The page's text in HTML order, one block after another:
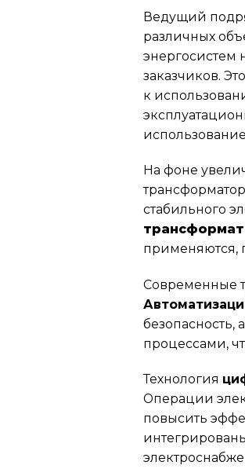
Ведущий
различных
энергосистем
заказчиков.
к
На фоне
стабильного
применяются,
Современные
безопасность,
процессами,
Технология
Операции
повысить